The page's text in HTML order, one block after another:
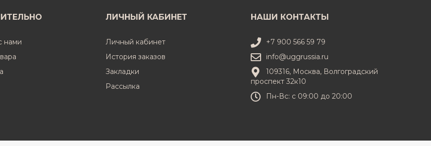
нами
ЛИЧНЫЙ КАБИНЕТ
Личный кабинет
История заказов
Закладки
Рассылка
НАШИ КОНТАКТЫ
+7 900 566 59 79
info@uggrussia.ru
109316, Москва, Волгоградский
проспект 32к10
Пн-Вс: с 09:00 до 20:00